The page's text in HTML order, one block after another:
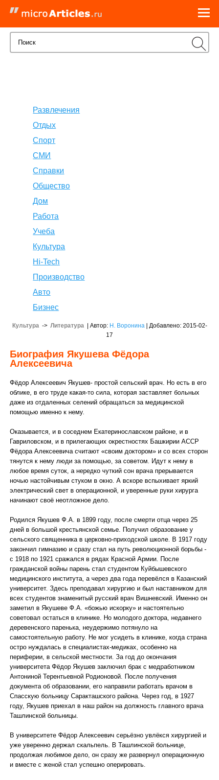
Развлечения
Отдых
Спорт
СМИ
Справки
Общество
Дом
Работа
Учеба
Культура
Hi-Tech
Производство
Авто
Бизнес
Культура-> Литература| Автор: Н. Воронина| Добавлено: 2015-02-
17
Биография Якушева Фёдора
Алексеевича
Фёдор Алексеевич Якушев- простой сельский врач. Но есть в его
облике, в его труде какая-то сила, которая заставляет больных
даже из отдаленных селений обращаться за медицинской
помощью именно к нему.
Оказывается, и в соседнем Екатеринославском районе, и в
Гавриловском, и в прилегающих окрестностях Башкирии АССР
Фёдора Алексеевича считают «своим доктором» и со всех сторон
тянутся к нему люди за помощью, за советом. Идут к нему в
любое время суток, а нередко чуткий сон врача прерывается
ночью настойчивым стуком в окно. А вскоре вспыхивает яркий
электрический свет в операционной, и уверенные руки хирурга
начинают своё неотложное дело.
Родился Якушев Ф.А. в 1899 году, после смерти отца через 25
дней в большой крестьянской семье. Получил образование у
сельского священника в церковно-приходской школе. В 1917 году
закончил гимназию и сразу стал на путь революционной борьбы -
с 1918 по 1921 сражался в рядах Красной Армии. После
гражданской войны парень стал студентом Куйбышевского
медицинского института, а через два года перевёлся в Казанский
университет. Здесь преподавал хирургию и был наставником для
всех студентов знаменитый русский врач Вишневский. Именно он
заметил в Якушеве Ф.А. «божью искорку» и настоятельно
советовал остаться в клинике. Но молодого доктора, недавнего
деревенского паренька, неудержимо потянуло на
самостоятельную работу. Не мог усидеть в клинике, когда страна
остро нуждалась в специалистах-медиках, особенно на
периферии, в сельской местности. За год до окончания
университета Фёдор Якушев заключил брак с медработником
Антониной Терентьевной Родионовой. После получения
документа об образовании, его направили работать врачом в
Спасскую больницу Саракташского района. Через год, в 1927
году, Якушев приехал в наш район на должность главного врача
Ташлинской больницы.
В университете Фёдор Алексеевич серьёзно увлёкся хирургией и
уже уверенно держал скальпель. В Ташлинской больнице,
продолжая любимое дело, он сразу же развернул операционную
и вместе с женой стал успешно оперировать.